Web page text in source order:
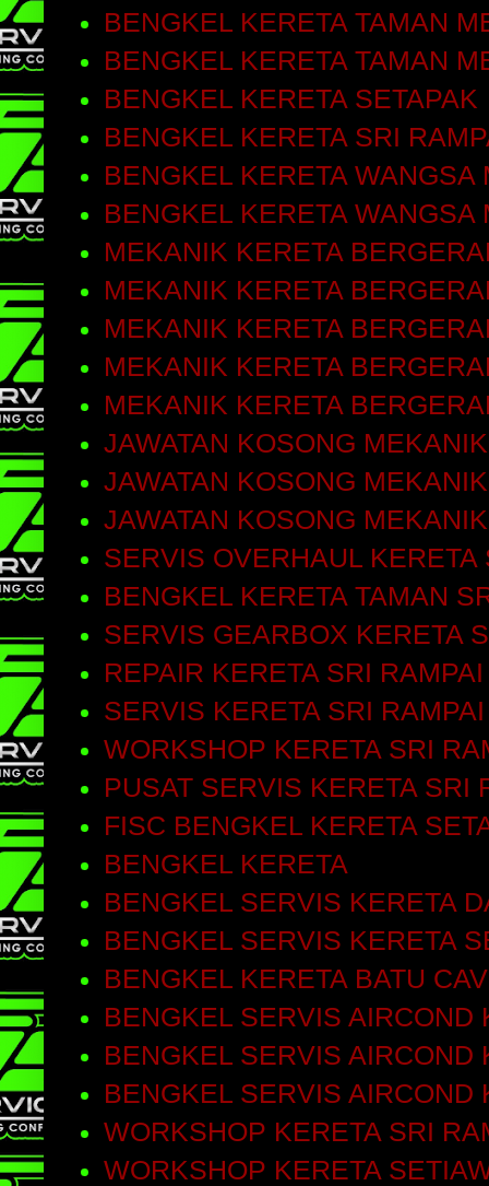
BENGKEL KERETA TAMAN
BENGKEL KERETA TAMAN
BENGKEL KERETA SETAPAK
BENGKEL KERETA SRI
BENGKEL KERETA WANGSA
BENGKEL KERETA WANGSA
MEKANIK KERETA
MEKANIK KERETA
MEKANIK KERETA
MEKANIK KERETA
MEKANIK KERETA
JAWATAN KOSONG MEKANIK
JAWATAN KOSONG
JAWATAN KOSONG
SERVIS OVERHAUL KERETA
BENGKEL KERETA TAMAN
SERVIS GEARBOX KERETA
REPAIR KERETA SRI RAMPAI
SERVIS KERETA SRI RAMPAI
WORKSHOP KERETA SRI
PUSAT SERVIS KERETA SRI
FISC BENGKEL KERETA
BENGKEL KERETA
BENGKEL SERVIS KERETA
BENGKEL SERVIS KERETA
BENGKEL KERETA BATU
BENGKEL SERVIS AIRCOND
BENGKEL SERVIS AIRCOND
BENGKEL SERVIS AIRCOND
WORKSHOP KERETA SRI
WORKSHOP KERETA